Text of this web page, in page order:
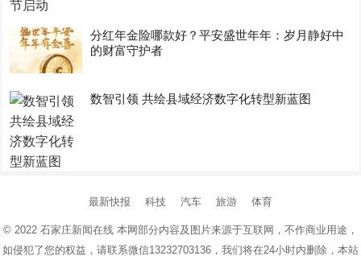
分红年金险哪款好？平安盛世年年：岁月静好中
的财富守护者
数智引领 共绘县域经济数字化转型新蓝图
最新快报 科技 汽车 旅游 体育
© 2022 石家庄新闻在线本网部分内容及图片来源于互联网，不作商业用途，
如侵犯了您的权益，请联系微信13232703136，我们将在24小时内删除，本站